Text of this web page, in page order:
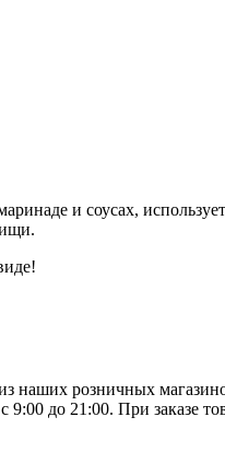
и соусах,
наших розничных
9:00 до 21:00. При